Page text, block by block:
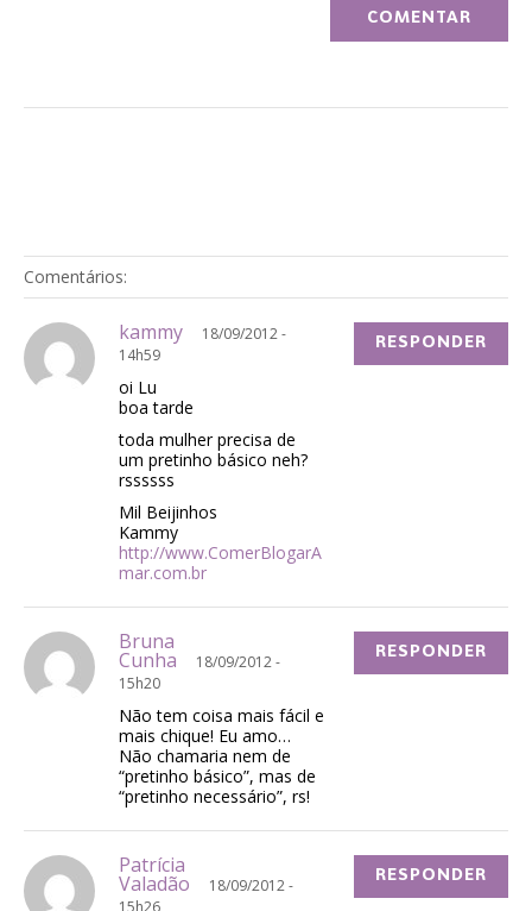
Comentários:
kammy
18/09/2012 -
14h59
oi Lu
boa tarde
toda mulher precisa de
um pretinho básico neh?
rssssss
Mil Beijinhos
Kammy
http://www.ComerBlogarA
mar.com.br
RESPONDER
Bruna
Cunha
18/09/2012 -
15h20
Não tem coisa mais fácil e
mais chique! Eu amo…
Não chamaria nem de
“pretinho básico”, mas de
“pretinho necessário”, rs!
RESPONDER
Patrícia
Valadão
18/09/2012 -
15h26
RESPONDER